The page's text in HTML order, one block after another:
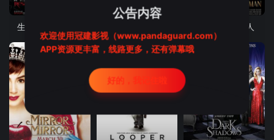
生化危机5：惩罚 白雪公主与猎人
公告内容
欢迎使用冠建影视（www.pandaguard.com）
APP资源更丰富，线路更多，还有弹幕哦
好的，我记住啦